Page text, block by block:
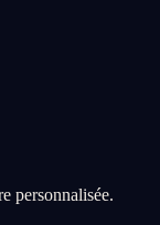
personnalisée.